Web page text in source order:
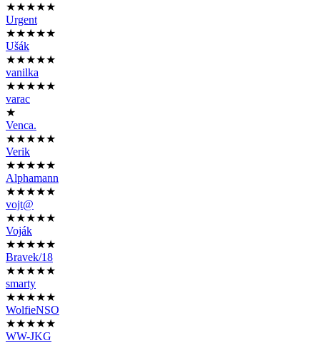
★★★★★
Urgent
★★★★★
Ušák
★★★★★
vanilka
★★★★★
varac
★
Venca.
★★★★★
Verik
★★★★★
Alphamann
★★★★★
vojt@
★★★★★
Voják
★★★★★
Bravek/18
★★★★★
smarty
★★★★★
WolfieNSO
★★★★★
WW-JKG